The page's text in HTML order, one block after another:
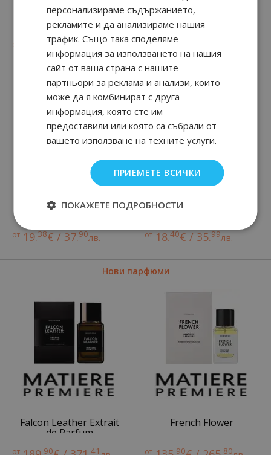
ETERNITY AQUA
от € / 27.19
OBSESSION
от 24.90
ONE
от 19.38€ / 37.90лв. от 18.40€ / 35.99лв.
Нови парфюми
Falcon Leather Extrait
de Parfum
от 90 41
French Flower
от 90 80
персонализираме съдържанието,
рекламите и да анализираме нашия
трафик. Също така споделяме
информация за използването на нашия
сайт от ваша страна с нашите
партньори за реклама и анализи, които
може да я комбинират с друга
информация, която сте им
предоставили или която са събрали от
вашето използване на техните услуги.
ПРИЕМЕТЕ ВСИЧКИ
ПОКАЖЕТЕ ПОДРОБНОСТИ